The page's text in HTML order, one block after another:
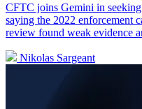
CFTC joins Gemini in
saying the 2022 enforcement
review found weak evidence
Nikolas Sargeant